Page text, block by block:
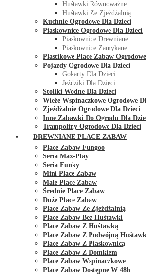
Huśtawki Równoważne
Huśtawki Ze Zjeżdżalnią
Kuchnie Ogrodowe Dla Dzieci
Piaskownice Ogrodowe Dla Dzieci
Piaskownice Drewniane
Piaskownice Zamykane
Plastikowe Place Zabaw
Pojazdy Ogrodowe Dla Dzieci
Gokarty Dla Dzieci
Jeździki Dla Dzieci
Stoliki Wodne Dla Dzieci
Wieże Wspinaczkowe Ogrodowe
Zjeżdżalnie Ogrodowe Dla Dzieci
Inne Zabawki Do Ogrodu Dla
Trampoliny Ogrodowe Dla Dzieci
DREWNIANE PLACE ZABAW
Place Zabaw Fungoo
Seria Max-Play
Seria Funky
Mini Place Zabaw
Małe Place Zabaw
Średnie Place Zabaw
Duże Place Zabaw
Place Zabaw Ze Zjeżdżalnią
Place Zabaw Bez Huśtawki
Place Zabaw Z Huśtawką
Place Zabaw Z Podwójną
Place Zabaw Z Piaskownicą
Place Zabaw Z Domkiem
Place Zabaw Wspinaczkowe
Place Zabaw Dostępne W 48h